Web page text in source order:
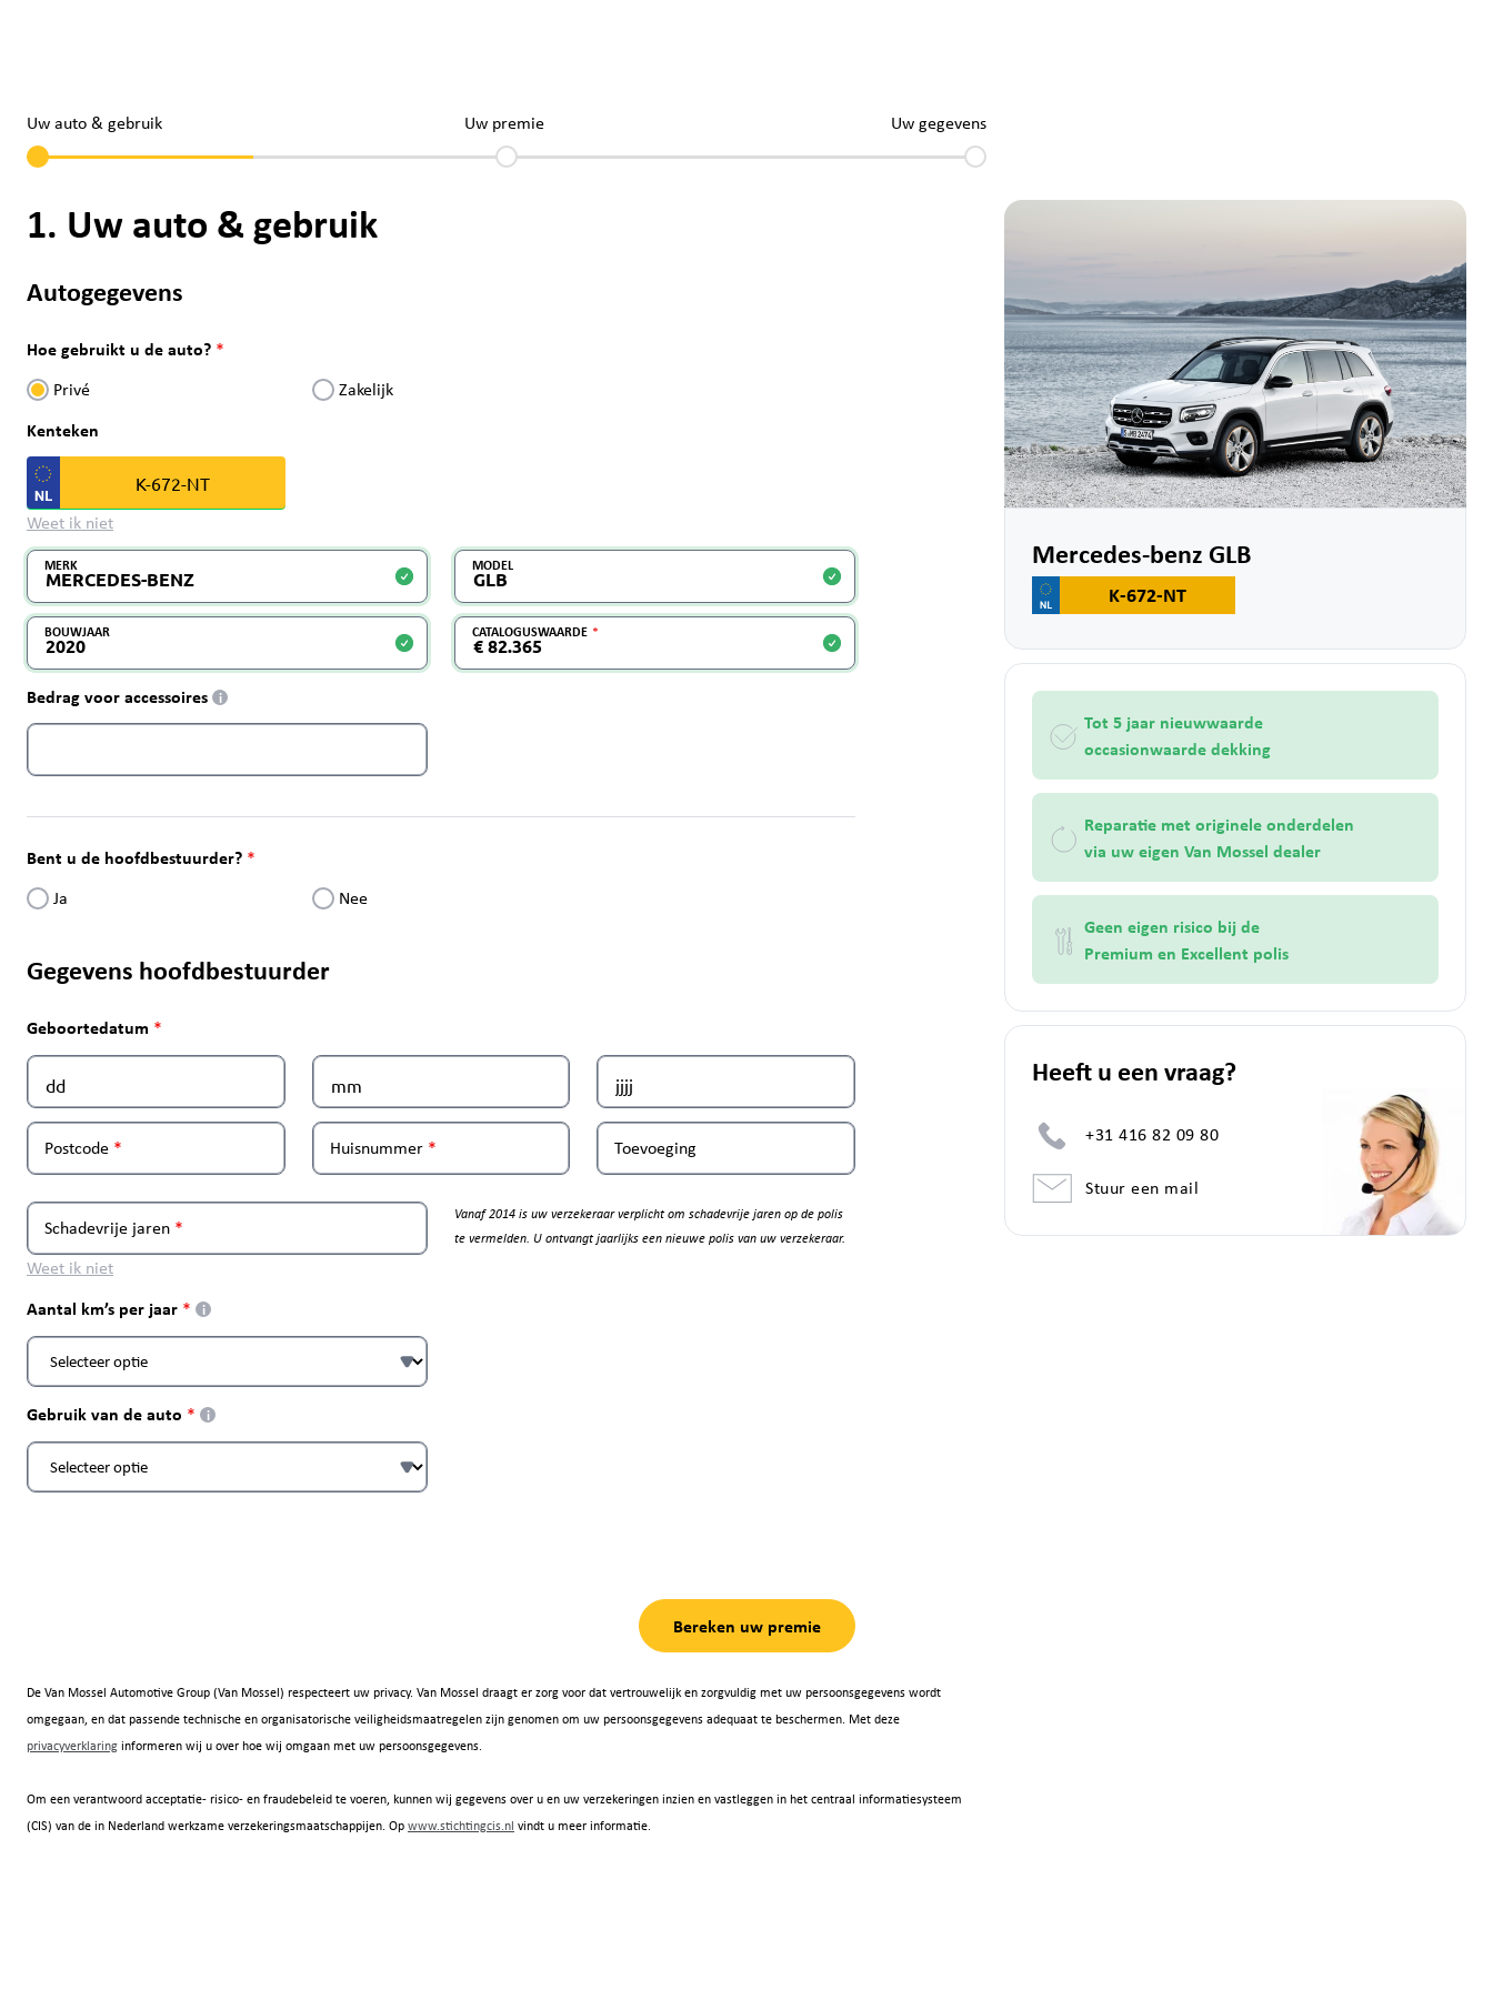
Uw auto & gebruik Uw premie Uw gegevens
1. Uw auto & gebruik
Autogegevens
Hoe gebruikt u de auto?
Privé Zakelijk
Kenteken
Weet ik niet
MERK MODEL
BOUWJAAR CATALOGUSWAARDE
Bedrag voor accessoires i
Bent u de hoofdbestuurder?
Ja Nee
Gegevens hoofdbestuurder
Geboortedatum
Postcode Huisnummer Toevoeging
Schadevrije jaren
Weet ik niet
Vanaf 2014 is uw verzekeraar verplicht om schadevrije jaren op de polis
te vermelden. U ontvangt jaarlijks een nieuwe polis van uw verzekeraar.
Aantal km’s per jaar i
Gebruik van de auto i
Bereken uw premie
De Van Mossel Automotive Group (Van Mossel) respecteert uw privacy. Van Mossel draagt er zorg voor dat vertrouwelijk en zorgvuldig met uw persoonsgegevens wordt
omgegaan, en dat passende technische en organisatorische veiligheidsmaatregelen zijn genomen om uw persoonsgegevens adequaat te beschermen. Met deze
privacyverklaringinformeren wij u over hoe wij omgaan met uw persoonsgegevens.
Om een verantwoord acceptatie- risico- en fraudebeleid te voeren, kunnen wij gegevens over u en uw verzekeringen inzien en vastleggen in het centraal informatiesysteem
(CIS) van de in Nederland werkzame verzekeringsmaatschappijen. Opwww.stichtingcis.nl vindt u meer informatie.
Mercedes-benz GLB
K-672-NT
Tot 5 jaar nieuwwaarde
occasionwaarde dekking
Reparatie met originele onderdelen
via uw eigen Van Mossel dealer
Geen eigen risico bij de
Premium en Excellent polis
Heeft u een vraag?
+31 416 82 09 80
Stuur een mail